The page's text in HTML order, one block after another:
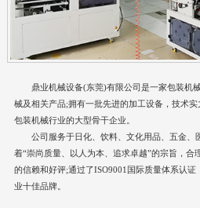
鼎业机械设备(东莞)有限公司是一家包装机
械及相关产品;拥有一批先进的加工设备，技术
包装机械行业的大型骨干企业。
公司服务于日化、饮料、文化用品、五金、
着“崇尚质量、以人为本、追求卓越”的宗旨，合
的信赖和好评;通过了ISO9001国际质量体系认证
业十佳品牌。